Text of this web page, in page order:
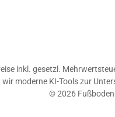
inkl. gesetzl.
moderne KI-Tools zur
© 2026